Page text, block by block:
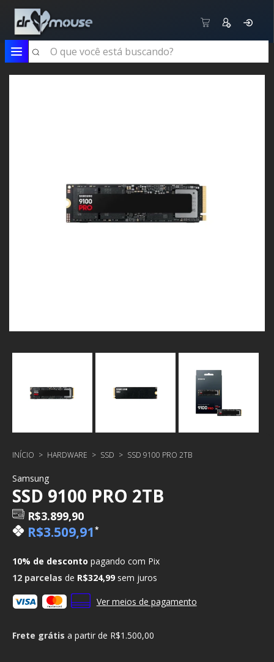
INÍCIO > HARDWARE > SSD > SSD 9100 PRO 2TB
Samsung
SSD 9100 PRO 2TB
R$3.899,90
R$3.509,91*
10% de desconto pagando com Pix
12 parcelas de R$324,99 sem juros
Ver meios de pagamento
Frete grátis a partir de R$1.500,00